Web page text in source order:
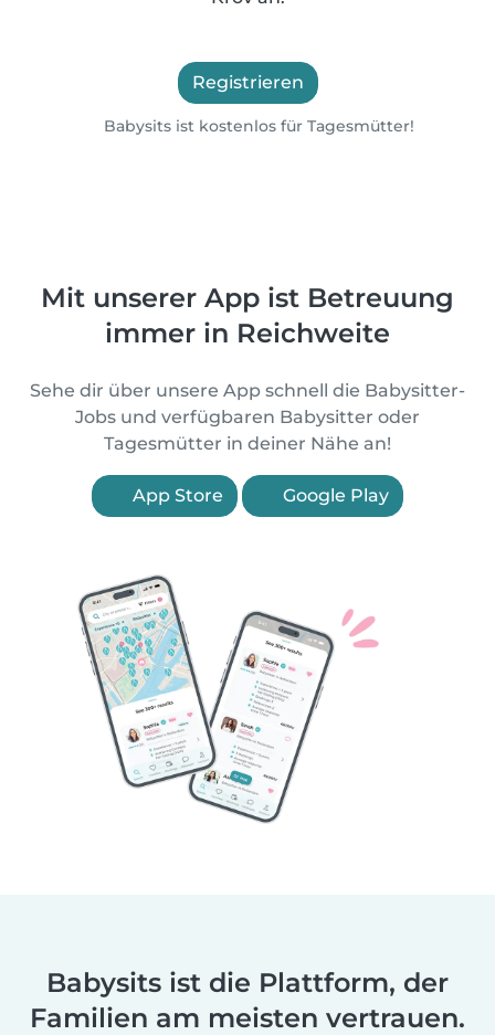
Registrieren
Babysits ist kostenlos für Tagesmütter!
Mit unserer App ist Betreuung
immer in Reichweite
Sehe dir über unsere App schnell die Babysitter-
Jobs und verfügbaren Babysitter oder
Tagesmütter in deiner Nähe an!
App Store Google Play
Babysits ist die Plattform, der
Familien am meisten vertrauen.